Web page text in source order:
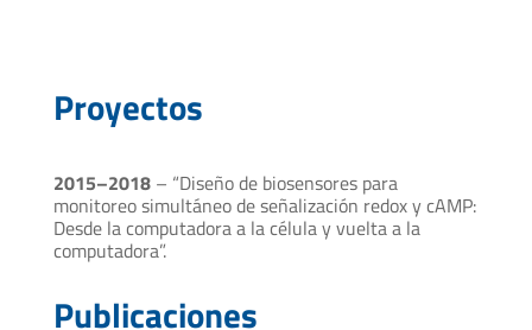
Proyectos
2015–2018– “Diseño de biosensores para
monitoreo simultáneo de señalización redox y cAMP:
Desde la computadora a la célula y vuelta a la
computadora”.
Publicaciones